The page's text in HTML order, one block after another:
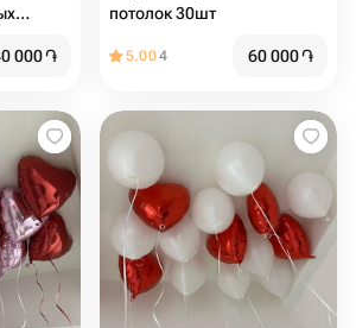
000֏
потолок 30шт
5.004 60 000֏